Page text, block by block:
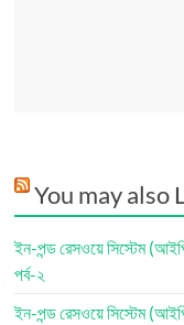
You may also
ইন-পন্ড রেসওয়ে সিস্টেম
পর্ব-২
ইন-পন্ড রেসওয়ে সিস্টেম